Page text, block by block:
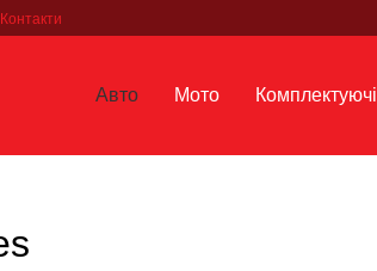
Контакти
Авто Мото Комплектуючі